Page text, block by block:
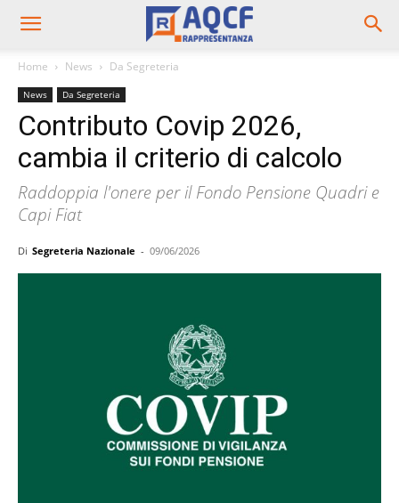
Home News Da Segreteria
News Da Segreteria
Contributo Covip 2026,
cambia il criterio di calcolo
Raddoppia l'onere per il Fondo Pensione Quadri e
Capi Fiat
Di Segreteria Nazionale - 09/06/2026